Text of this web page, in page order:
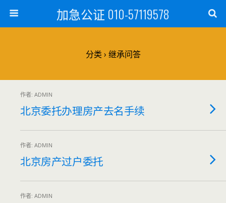
加急公证 010-57119578
分类 › 继承问答
作者: ADMIN
北京委托办理房产去名手续
作者: ADMIN
北京房产过户委托
作者: ADMIN